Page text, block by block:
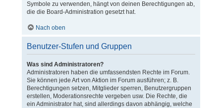
Symbole zu verwenden, hängt von deinen Berechtigungen ab,
die die Board-Administration gesetzt hat.
Nach oben
Benutzer-Stufen und Gruppen
Was sind Administratoren?
Administratoren haben die umfassendsten Rechte im Forum.
Sie können jede Art von Aktion im Forum ausführen; z. B.
Berechtigungen setzen, Mitglieder sperren, Benutzergruppen
erstellen, Moderationsrechte vergeben usw. Die Rechte, die
ein Administrator hat, sind allerdings davon abhängig, welche